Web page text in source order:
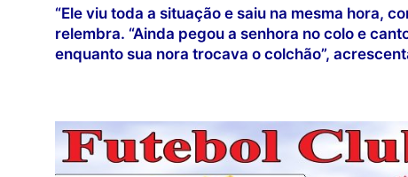
“Ele viu toda a situação e saiu na mesma hora,
relembra. “Ainda pegou a senhora no colo e
enquanto sua nora trocava o colchão”,